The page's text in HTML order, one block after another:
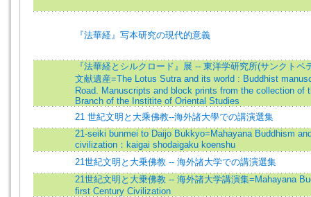
『法華経』写本研究の現代的意義
『法華経とシルクロード』展 -- 東洋学研究所(サンクトペ
文献遺産=The Lotus Sutra and its world : Buddhist
Road. Manuscripts and block prints from the collection of
Branch of the Institite of Oriental Studies
21 世紀文明と大乘佛教--海外諸大學での講演選集
21-seiki bunmei to Daijo Bukkyo=Mahayana Buddhism
civilization：kaigai shodaigaku koenshu
21世紀文明と大乗佛教 -- 海外諸大学での講演選集
21世紀文明と大乗佛教 -- 海外諸大学講演集=Mahayana
first Century Civilization